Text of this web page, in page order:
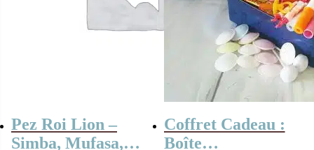
Pez Roi Lion –
Simba, Mufasa,
Coffret Cadeau :
Boîte